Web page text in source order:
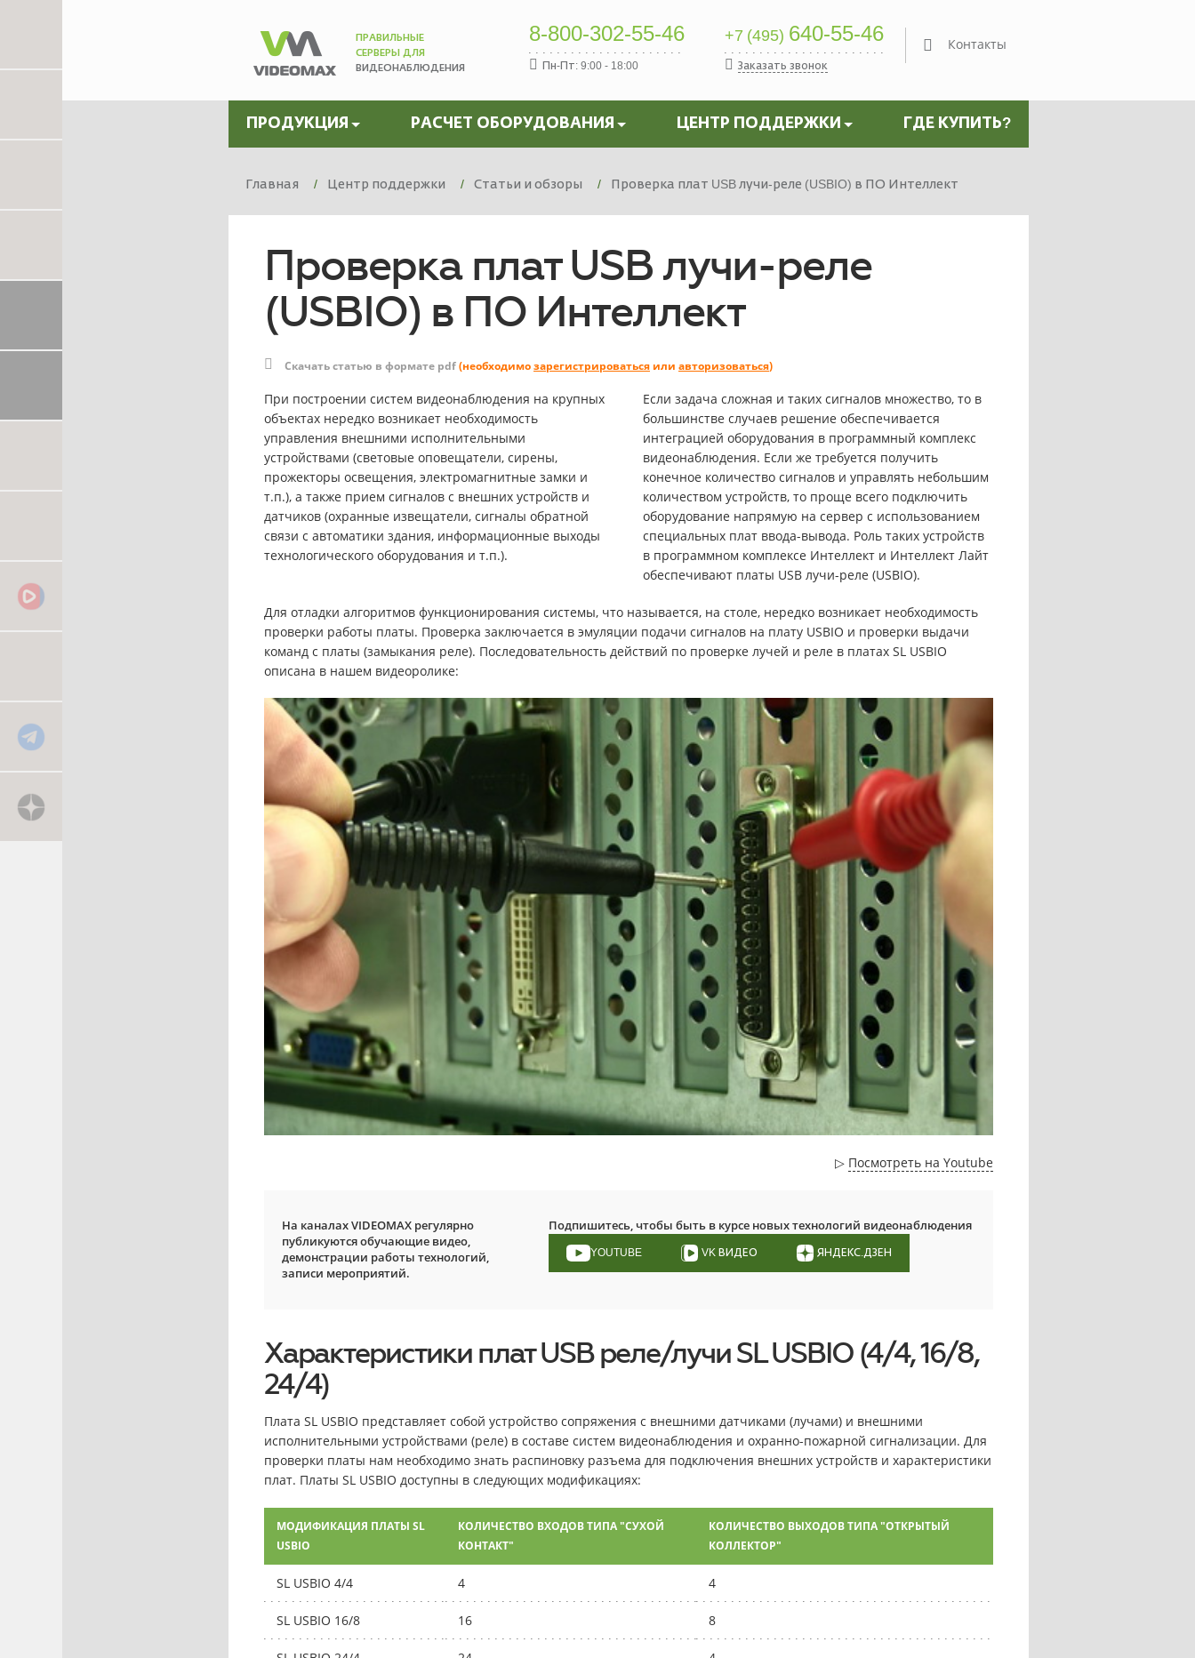
ПРАВИЛЬНЫЕ
СЕРВЕРЫ ДЛЯ
ВИДЕОНАБЛЮДЕНИЯ
8-800-302-55-46
Пн-Пт: 9:00 - 18:00
+7 (495) 640-55-46
Заказать звонок
Контакты
ПРОДУКЦИЯ РАСЧЕТ ОБОРУДОВАНИЯ ЦЕНТР ПОДДЕРЖКИ ГДЕ КУПИТЬ?
Главная Центр поддержки Статьи и обзоры Проверка плат USB лучи-реле (USBIO) в ПО Интеллект
Проверка плат USB лучи-реле
(USBIO) в ПО Интеллект
Скачать статью в формате pdf(необходимозарегистрироваться или авторизоваться)
При построении систем видеонаблюдения на крупных
объектах нередко возникает необходимость
управления внешними исполнительными
устройствами (световые оповещатели, сирены,
прожекторы освещения, электромагнитные замки и
т.п.), а также прием сигналов с внешних устройств и
датчиков (охранные извещатели, сигналы обратной
связи с автоматики здания, информационные выходы
технологического оборудования и т.п.).
Если задача сложная и таких сигналов множество, то в
большинстве случаев решение обеспечивается
интеграцией оборудования в программный комплекс
видеонаблюдения. Если же требуется получить
конечное количество сигналов и управлять небольшим
количеством устройств, то проще всего подключить
оборудование напрямую на сервер с использованием
специальных плат ввода-вывода. Роль таких устройств
в программном комплексе Интеллект и Интеллект Лайт
обеспечивают платы USB лучи-реле (USBIO).
Для отладки алгоритмов функционирования системы, что называется, на столе, нередко возникает необходимость
проверки работы платы. Проверка заключается в эмуляции подачи сигналов на плату USBIO и проверки выдачи
команд с платы (замыкания реле). Последовательность действий по проверке лучей и реле в платах SL USBIO
описана в нашем видеоролике:
▷ Посмотреть на Youtube
На каналах VIDEOMAX регулярно
публикуются обучающие видео,
демонстрации работы технологий,
записи мероприятий.
Подпишитесь, чтобы быть в курсе новых технологий видеонаблюдения
YOUTUBE VK ВИДЕО ЯНДЕКС.ДЗЕН
Характеристики плат USB реле/лучи SL USBIO (4/4, 16/8,
24/4)
Плата SL USBIO представляет собой устройство сопряжения с внешними датчиками (лучами) и внешними
исполнительными устройствами (реле) в составе систем видеонаблюдения и охранно-пожарной сигнализации. Для
проверки платы нам необходимо знать распиновку разъема для подключения внешних устройств и характеристики
плат. Платы SL USBIO доступны в следующих модификациях:
МОДИФИКАЦИЯ ПЛАТЫ SL
USBIO
КОЛИЧЕСТВО ВХОДОВ ТИПА "СУХОЙ
КОНТАКТ"
КОЛИЧЕСТВО ВЫХОДОВ ТИПА "ОТКРЫТЫЙ
КОЛЛЕКТОР"
SL USBIO 4/4 4 4
SL USBIO 16/8 16 8